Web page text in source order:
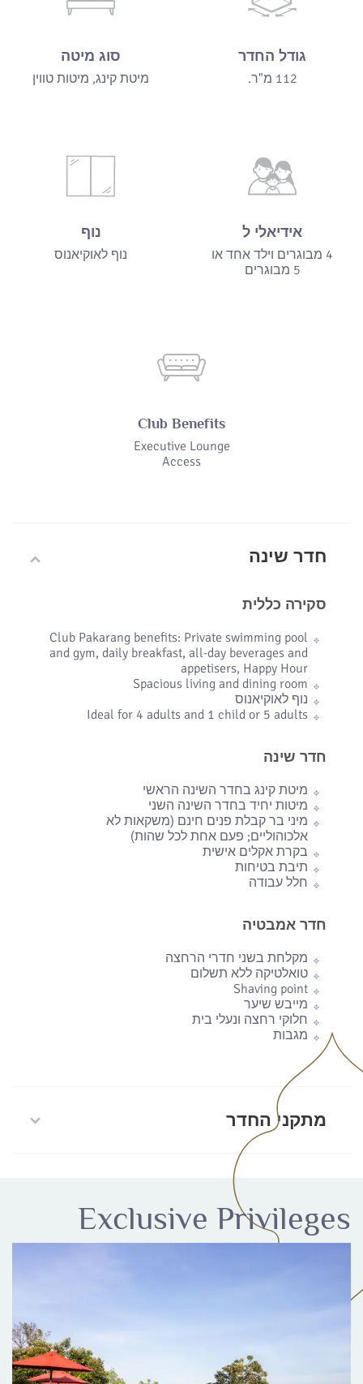
גודל החדר
112 מ"ר.
סוג מיטה
מיטת קינג, מיטות טווין
אידיאלי ל
4 מבוגרים וילד אחד או
5 מבוגרים
נוף
נוף לאוקיאנוס
Club Benefits
Executive Lounge
Access
חדר שינה
סקירה כללית
Club Pakarang benefits: Private swimming pool
and gym, daily breakfast, all-day beverages and
appetisers, Happy Hour
Spacious living and dining room
נוף לאוקיאנוס
Ideal for 4 adults and 1 child or 5 adults
חדר שינה
מיטת קינג בחדר השינה הראשי
מיטות יחיד בחדר השינה השני
מיני בר קבלת פנים חינם (משקאות לא
אלכוהוליים; פעם אחת לכל שהות)
בקרת אקלים אישית
תיבת בטיחות
חלל עבודה
חדר אמבטיה
מקלחת בשני חדרי הרחצה
טואלטיקה ללא תשלום
Shaving point
מייבש שיער
חלוקי רחצה ונעלי בית
מגבות
מתקני החדר
Exclusive Privileges